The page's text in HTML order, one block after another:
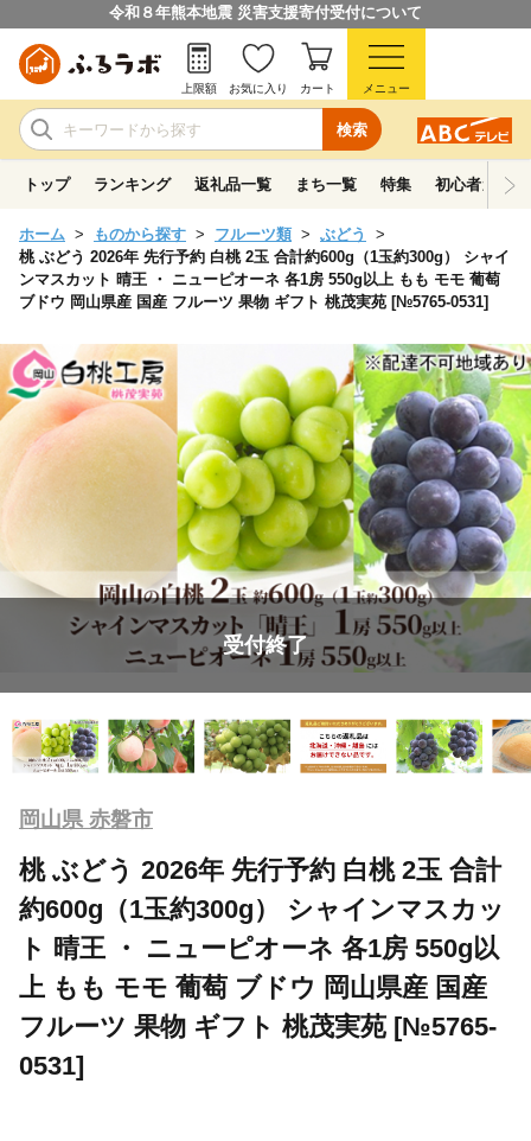
令和８年熊本地震 災害支援寄付受付について
検索
上限額 お気に入り カート メニュー
トップ ランキング 返礼品一覧 まち一覧 特集 初心者ガイド
ホーム ものから探す フルーツ類
ぶどう
桃 ぶどう 2026年 先行予約 白桃 2玉 合計約600g（1玉約300g） シャイ
ンマスカット 晴王 ・ ニューピオーネ 各1房 550g以上 もも モモ 葡萄
ブドウ 岡山県産 国産 フルーツ 果物 ギフト 桃茂実苑 [№5765-0531]
受付終了
岡山県 赤磐市
桃 ぶどう 2026年 先行予約 白桃 2玉 合計
約600g（1玉約300g） シャインマスカッ
ト 晴王 ・ ニューピオーネ 各1房 550g以
上 もも モモ 葡萄 ブドウ 岡山県産 国産
フルーツ 果物 ギフト 桃茂実苑 [№5765-
0531]